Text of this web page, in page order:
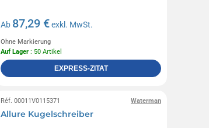
Ab 87,29 €exkl. MwSt.
Ohne Markierung
Auf Lager : 50 Artikel
EXPRESS-ZITAT
Waterman
Réf. 00011V0115371
Allure Kugelschreiber